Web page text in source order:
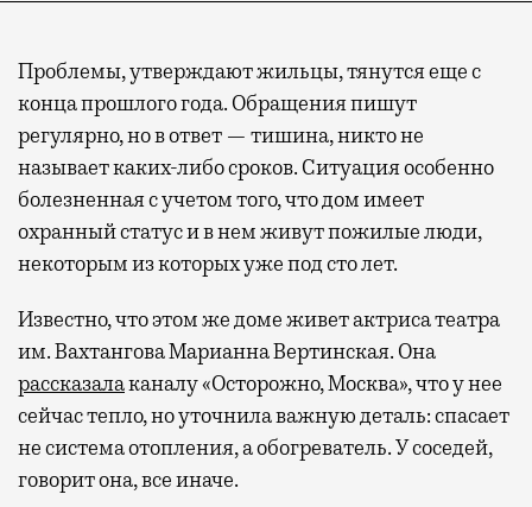
Проблемы, утверждают жильцы, тянутся еще с
конца прошлого года. Обращения пишут
регулярно, но в ответ — тишина, никто не
называет каких-либо сроков. Ситуация особенно
болезненная с учетом того, что дом имеет
охранный статус и в нем живут пожилые люди,
некоторым из которых уже под сто лет.
Известно, что этом же доме живет актриса театра
им. Вахтангова Марианна Вертинская. Она
рассказалаканалу «Осторожно, Москва», что у нее
сейчас тепло, но уточнила важную деталь: спасает
не система отопления, а обогреватель. У соседей,
говорит она, все иначе.